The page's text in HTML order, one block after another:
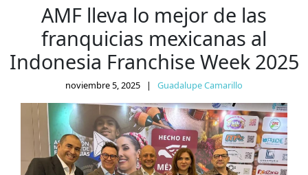
AMF lleva lo mejor de las
franquicias mexicanas al
Indonesia Franchise Week 2025
noviembre 5, 2025 | Guadalupe Camarillo